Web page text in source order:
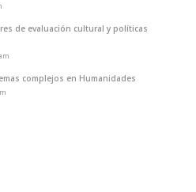
de evaluación cultural y políticas
complejos en Humanidades